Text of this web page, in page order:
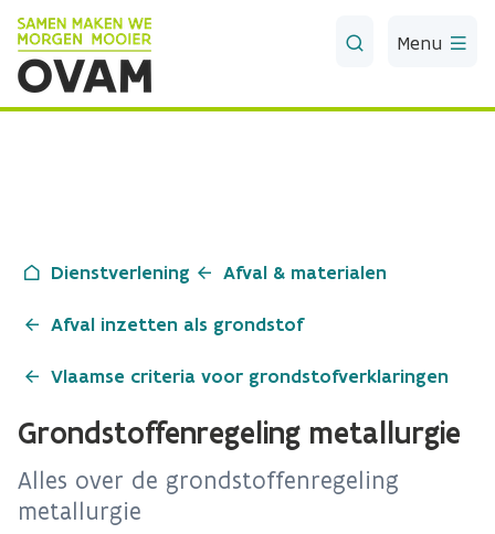
Skip to Main Content
Menu
Dienstverlening Afval & materialen
Afval inzetten als grondstof
Vlaamse criteria voor grondstofverklaringen
Grondstoffenregeling metallurgie
Alles over de grondstoffenregeling
metallurgie